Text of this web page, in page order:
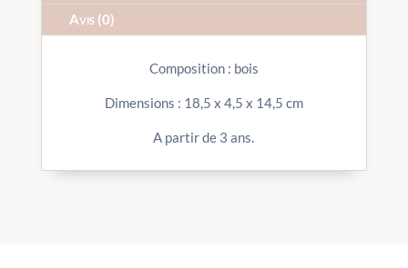
Avis (0)
Composition : bois
Dimensions : 18,5 x 4,5 x 14,5 cm
A partir de 3 ans.